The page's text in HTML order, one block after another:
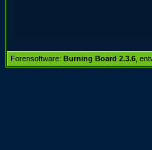
Forensoftware: Burning Board 2.3.6 ,